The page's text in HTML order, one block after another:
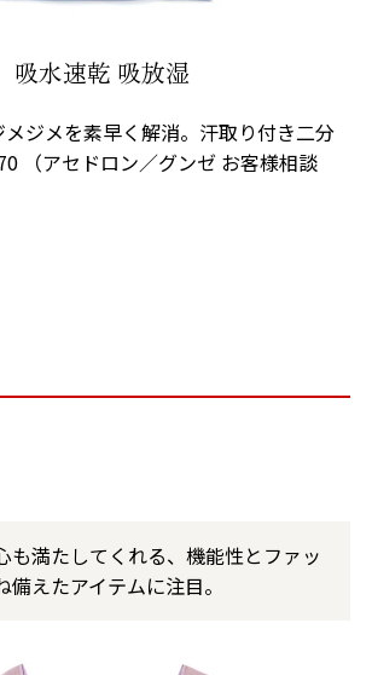
吸水速乾 吸放湿
ジメを素早く解消。汗取り付き二分
（アセドロン／グンゼ お客様相談
も満たしてくれる、機能性とファッ
備えたアイテムに注目。